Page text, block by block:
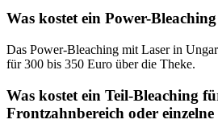
Was kostet ein Power-
Das Power-Bleaching mit Laser in
für 300 bis 350 Euro über die Theke.
Was kostet ein Teil-Bleaching
Frontzahnbereich oder einzelne